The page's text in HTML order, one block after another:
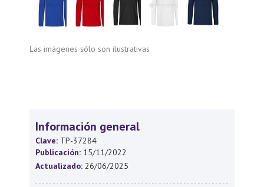
Las imágenes sólo son ilustrativas
Información general
Clave: TP-37284
Publicación: 15/11/2022
Actualizado: 26/06/2025